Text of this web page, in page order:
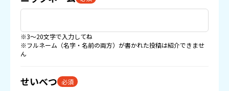
※3〜20文字で入力してね
※フルネーム（名字・名前の両方）が書かれた投稿は紹介できませ
ん
せいべつ 必須